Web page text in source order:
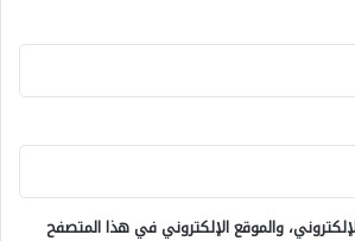
والموقع الإلكتروني في هذا المتصفح